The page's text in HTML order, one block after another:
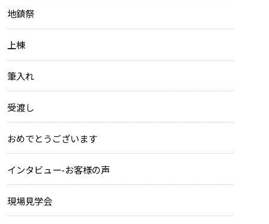
地鎮祭
上棟
筆入れ
受渡し
おめでとうございます
インタビュー-お客様の声
現場見学会